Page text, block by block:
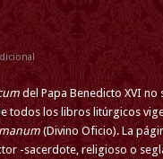
del Papa Benedicto XVI
todos los libros litúrgicos
(Divino Oficio). La
-sacerdote, religioso o